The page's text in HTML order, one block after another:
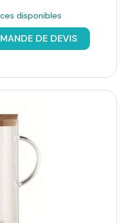
disponibles
DE DEVIS